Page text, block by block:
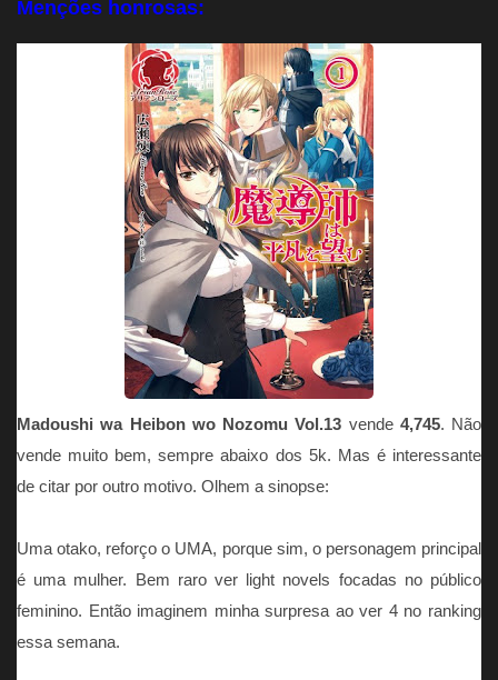
Menções honrosas:
Madoushi wa Heibon wo Nozomu Vol.13 vende 4,745. Não
vende muito bem, sempre abaixo dos 5k. Mas é interessante
de citar por outro motivo. Olhem a sinopse:
Uma otako, reforço o UMA, porque sim, o personagem principal
é uma mulher. Bem raro ver light novels focadas no público
feminino. Então imaginem minha surpresa ao ver 4 no ranking
essa semana.